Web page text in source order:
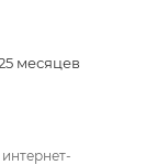
месяцев